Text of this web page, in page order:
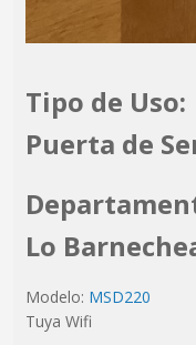
Tipo de Uso:
Puerta de
Lo
Modelo: MSD220
Tuya Wifi